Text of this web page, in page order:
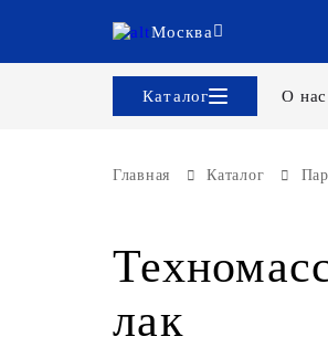
Москва
Каталог О нас
Главная Каталог
лак